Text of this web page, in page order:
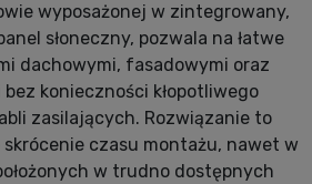
wyposażonej w zintegrowany,
słoneczny, pozwala na łatwe
dachowymi, fasadowymi oraz
konieczności kłopotliwego
zasilających. Rozwiązanie to
czasu montażu, nawet w
w trudno dostępnych